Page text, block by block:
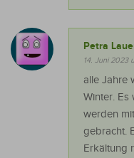
Petra
14. Juni 2023
alle Jahre
Winter. Es
werden
gebracht.
Erkältung